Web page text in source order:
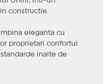
constructie.
eleganta cu
proprietari confortul
inalte de